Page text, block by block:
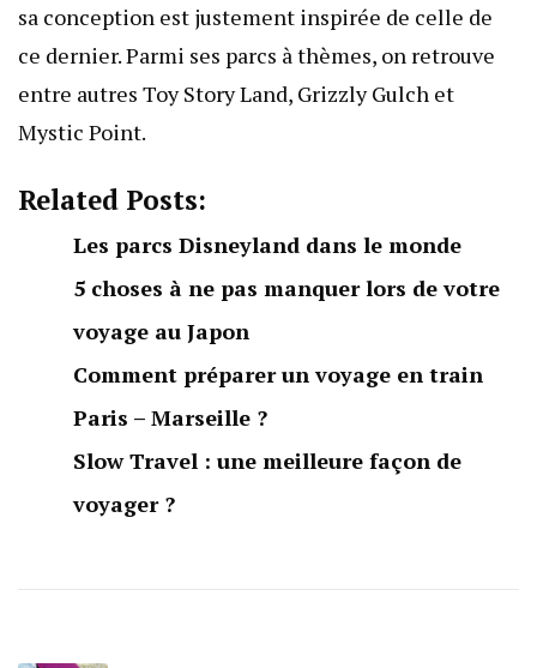
sa conception est justement inspirée de celle de
ce dernier. Parmi ses parcs à thèmes, on retrouve
entre autres Toy Story Land, Grizzly Gulch et
Mystic Point.
Related Posts:
Les parcs Disneyland dans le monde
5 choses à ne pas manquer lors de votre
voyage au Japon
Comment préparer un voyage en train
Paris – Marseille ?
Slow Travel : une meilleure façon de
voyager ?